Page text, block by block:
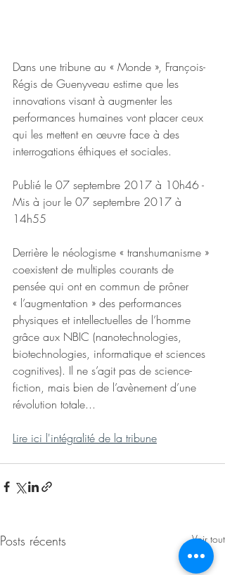
Dans une tribune au « Monde », François-
Régis de Guenyveau estime que les
innovations visant à augmenter les
performances humaines vont placer ceux
qui les mettent en œuvre face à des
interrogations éthiques et sociales.
Publié le 07 septembre 2017 à 10h46 -
Mis à jour le 07 septembre 2017 à
14h55
Derrière le néologisme « transhumanisme »
coexistent de multiples courants de
pensée qui ont en commun de prôner
« l’augmentation » des performances
physiques et intellectuelles de l’homme
grâce aux NBIC (nanotechnologies,
biotechnologies, informatique et sciences
cognitives). Il ne s’agit pas de science-
fiction, mais bien de l’avènement d’une
révolution totale...
Lire ici l'intégralité de la tribune
Posts récents Voir tout